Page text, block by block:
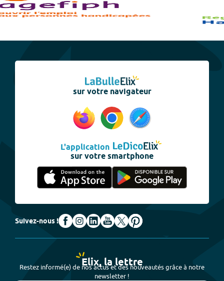
sur votre navigateur
L'application
sur votre smartphone
Suivez-nous !
Elix, la lettre
Restez informé(e) de nos actus et des nouveautés grâce à notre
newsletter !